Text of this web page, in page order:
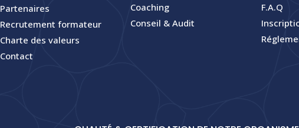
Partenaires
Recrutement formateur
Charte des valeurs
Contact
Coaching
Conseil & Audit
F.A.Q